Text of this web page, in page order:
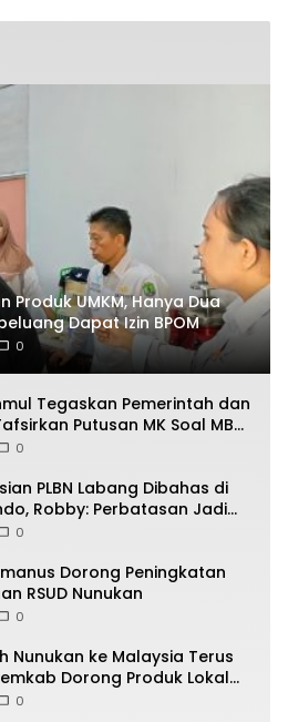
Produk UMKM, Hanya Dua
Dapat Izin BPOM
0
Tegaskan Pemerintah dan
Putusan MK Soal MBG
0
PLBN Labang Dibahas di
Robby: Perbatasan Jadi
0
Dorong Peningkatan
RSUD Nunukan
0
Nunukan ke Malaysia Terus
Dorong Produk Lokal
0